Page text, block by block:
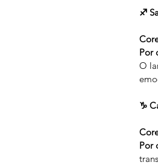
♐
Por
O
♑
Por